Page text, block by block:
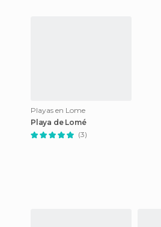
Playas en Lome
Playa de Lomé
(3)